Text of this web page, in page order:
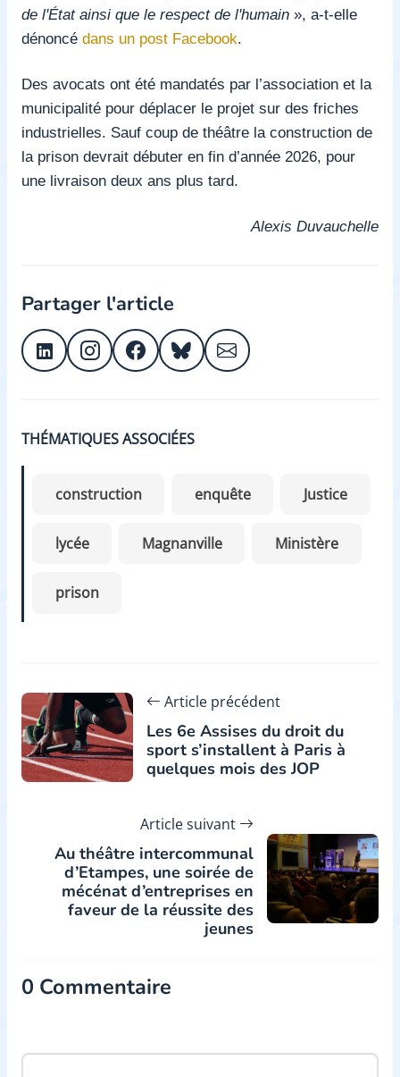
de l'État ainsi que le respect de l'humain », a-t-elle
dénoncé dans un post Facebook.
Des avocats ont été mandatés par l’association et la
municipalité pour déplacer le projet sur des friches
industrielles. Sauf coup de théâtre la construction de
la prison devrait débuter en fin d’année 2026, pour
une livraison deux ans plus tard.
Alexis Duvauchelle
Partager l'article
THÉMATIQUES ASSOCIÉES
construction enquête Justice
lycée Magnanville Ministère
prison
Article précédent
Les 6e Assises du droit du
sport s’installent à Paris à
quelques mois des JOP
Article suivant
Au théâtre intercommunal
d’Etampes, une soirée de
mécénat d’entreprises en
faveur de la réussite des
jeunes
0 Commentaire